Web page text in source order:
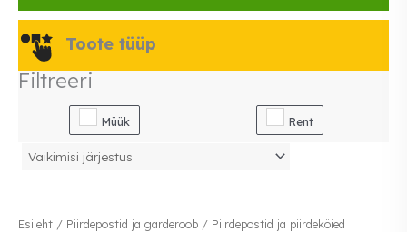
Toote tüüp
Filtreeri
Müük Rent
Esileht / Piirdepostid ja garderoob / Piirdepostid ja piirdeköied